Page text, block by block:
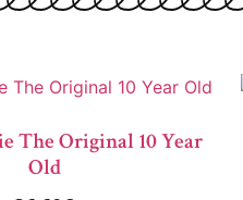
The Original 10 Year
Old